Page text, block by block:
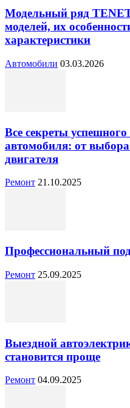
Модельный ряд
моделей, их
характеристики
Автомобили 03.03.2026
Все секреты
автомобиля: от
двигателя
Ремонт 21.10.2025
Профессиональный
Ремонт 25.09.2025
Выездной
становится проще
Ремонт 04.09.2025